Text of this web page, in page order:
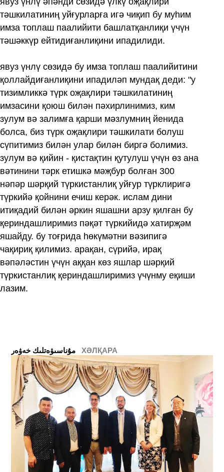
тәшкилатиниң уйғурларға игә чиқип бу муһим
имза топлаш паалийити башлатқанлиқи үчүн
тәшәккүр ейтидиғанлиқини ипадилиди.
явуз үнлү сөзидә бу имза топлаш паалийитини
қоллайдиғанлиқини ипадиләп мундақ деди: "у
тизимликкә түрк оҗақлири тәшкилатиниң
имзасини қоюш билән пәхирлинимиз, ким
зулум вә залимға қарши мәзлумниң йенида
болса, биз түрк оҗақлири тәшкилати болуш
сүпитимиз билән улар билән биргә болимиз.
зулум вә қийин - қистақтин қутулуш үчүн өз ана
вәтинини тәрк етишкә мәҗбур болған 300
нәпәр шәрқий түркистанлиқ уйғур түрклиригә
түркийә қойнини ечиш керәк. ислам дини
итиқадий билән әркин яшашни арзу қилған бу
қериндашлиримиз пәқәт түркийидә хатирҗәм
яшайду. бу тоғрида һөкүмәтни вәзипигә
чақириқ қилимиз. арақан, сүрийә, ирақ
вәпәләстин үчүн аққан көз яшлар шәрқий
түркистанлиқ қериндашлиримиз үчүнму еқиши
лазим.
ХӘЛҚАРА